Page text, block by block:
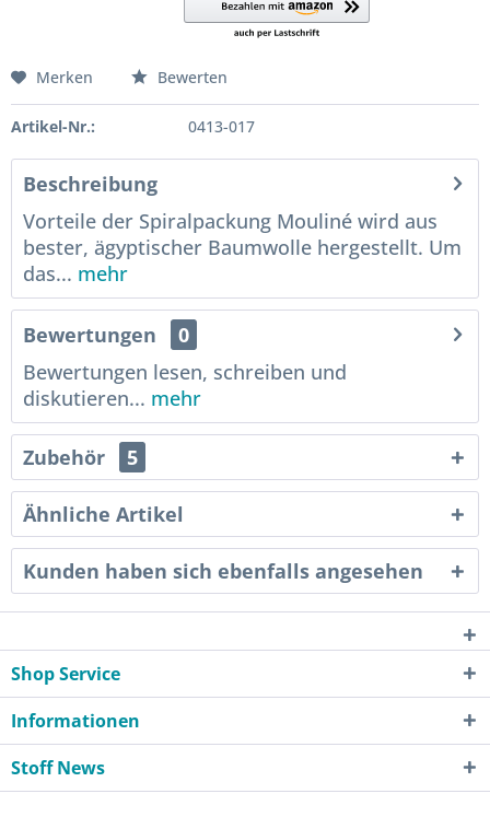
Merken Bewerten
Artikel-Nr.: 0413-017
Beschreibung
Vorteile der Spiralpackung Mouliné wird aus
bester, ägyptischer Baumwolle hergestellt. Um
das... mehr
Bewertungen
0
Bewertungen lesen, schreiben und
diskutieren... mehr
Zubehör 5
Ähnliche Artikel
Kunden haben sich ebenfalls angesehen
Shop Service
Informationen
Stoff News